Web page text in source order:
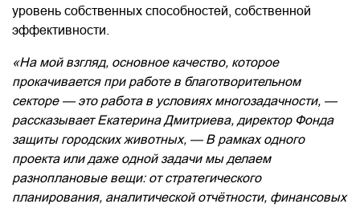
уровень собственных способностей, собственной
эффективности.
«На мой взгляд, основное качество, которое
прокачивается при работе в благотворительном
секторе — это работа в условиях многозадачности, —
рассказываетЕкатерина Дмитриева, директор Фонда
защиты городских животных, — В рамках одного
проекта или даже одной задачи мы делаем
разноплановые вещи: от стратегического
планирования, аналитической отчётности, финансовых